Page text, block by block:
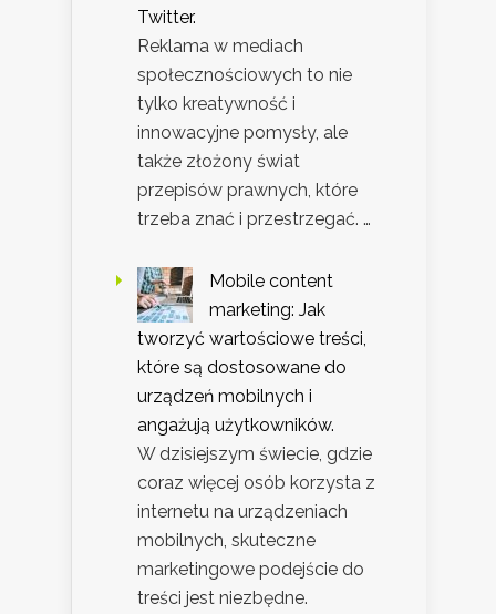
Twitter.
Reklama w mediach
społecznościowych to nie
tylko kreatywność i
innowacyjne pomysły, ale
także złożony świat
przepisów prawnych, które
trzeba znać i przestrzegać. …
Mobile content
marketing: Jak
tworzyć wartościowe treści,
które są dostosowane do
urządzeń mobilnych i
angażują użytkowników.
W dzisiejszym świecie, gdzie
coraz więcej osób korzysta z
internetu na urządzeniach
mobilnych, skuteczne
marketingowe podejście do
treści jest niezbędne.